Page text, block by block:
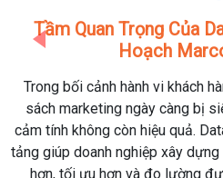
Tầm Quan Trọng Của
Hoạch
Trong bối cảnh hành vi khách
sách marketing ngày càng bị
cảm tính không còn hiệu quả.
tảng giúp doanh nghiệp xây
hơn, tối ưu hơn và đo lường
Previous